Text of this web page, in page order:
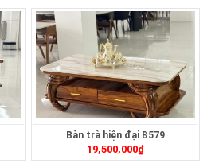
Bàn trà hiện đại B579
19,500,000₫